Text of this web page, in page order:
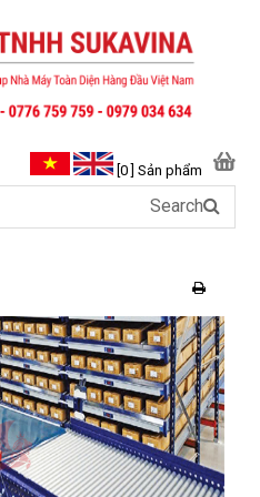
[0 ] Sản phẩm
Search